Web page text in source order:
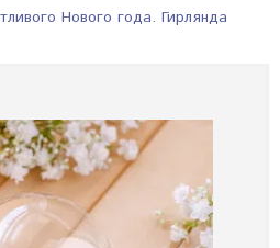
Нового года. Гирлянда